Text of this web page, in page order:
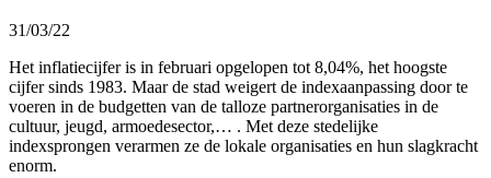
31/03/22
Het inflatiecijfer is in februari opgelopen tot 8,04%, het hoogste
cijfer sinds 1983. Maar de stad weigert de indexaanpassing door te
voeren in de budgetten van de talloze partnerorganisaties in de
cultuur, jeugd, armoedesector,… . Met deze stedelijke
indexsprongen verarmen ze de lokale organisaties en hun slagkracht
enorm.